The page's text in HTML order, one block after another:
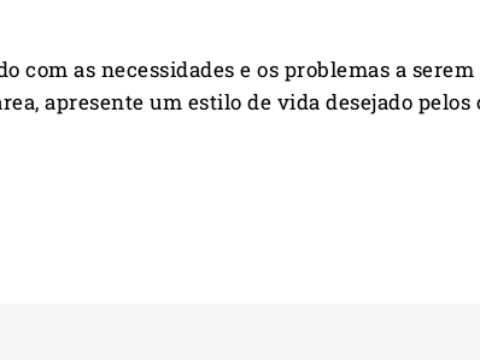
com as necessidades e os problemas a
apresente um estilo de vida desejado